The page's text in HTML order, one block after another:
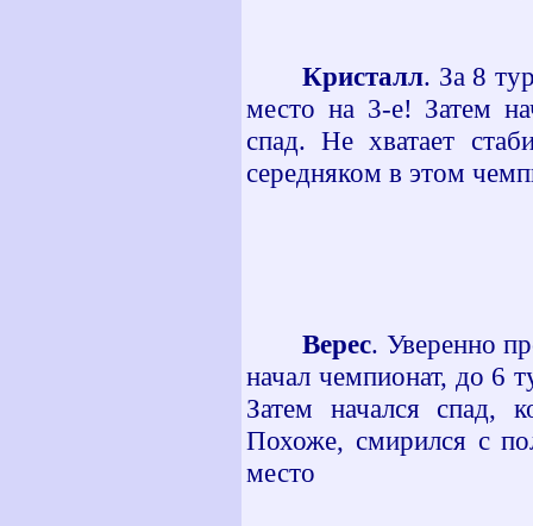
Кристалл. За 8
место на 3-е! Затем
спад. Не хватает
середняком в этом
Верес. Уверенно
начал чемпионат, до 6
Затем начался спад,
Похоже, смирился с
место